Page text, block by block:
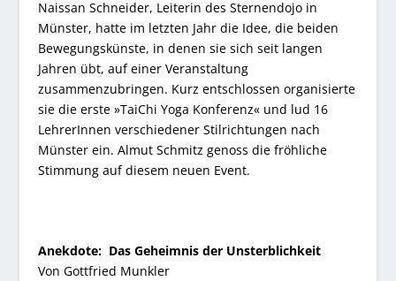
Naissan Schneider, Leiterin des Sternendojo in
Münster, hatte im letzten Jahr die Idee, die beiden
Bewegungskünste, in denen sie sich seit langen
Jahren übt, auf einer Veranstaltung
zusammenzubringen. Kurz entschlossen organisierte
sie die erste »TaiChi Yoga Konferenz« und lud 16
LehrerInnen verschiedener Stilrichtungen nach
Münster ein. Almut Schmitz genoss die fröhliche
Stimmung auf diesem neuen Event.
Anekdote: Das Geheimnis der Unsterblichkeit
Von Gottfried Munkler